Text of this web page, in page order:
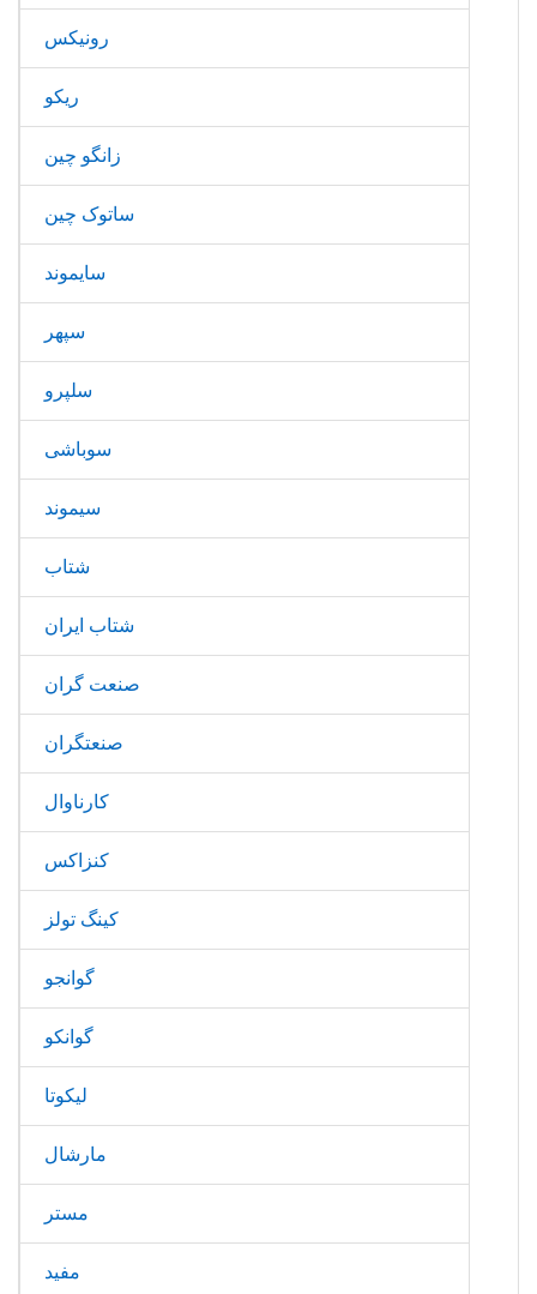
رونیکس
ریکو
زانگو چین
ساتوک چین
سایموند
سپهر
سلپرو
سوباشی
سیموند
شتاب
شتاب ایران
صنعت گران
صنعتگران
کارناوال
کنزاکس
کینگ تولز
گوانجو
گوانکو
لیکوتا
مارشال
مستر
مفید